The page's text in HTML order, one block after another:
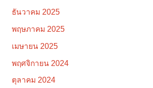
ธันวาคม 2025
พฤษภาคม 2025
เมษายน 2025
พฤศจิกายน 2024
ตุลาคม 2024